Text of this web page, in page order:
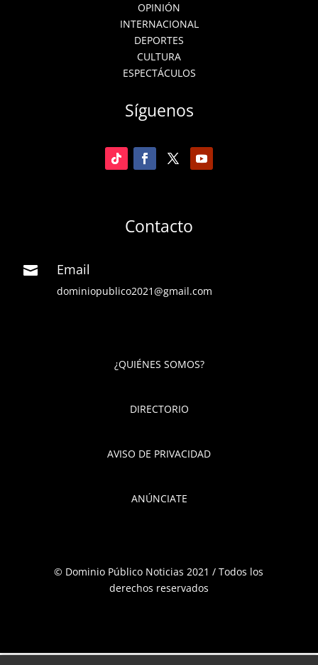
OPINIÓN
INTERNACIONAL
DEPORTES
CULTURA
ESPECTÁCULOS
Síguenos
Contacto
 Email
dominiopublico2021@gmail.com
¿QUIÉNES SOMOS?
DIRECTORIO
AVISO DE PRIVACIDAD
ANÚNCIATE
© Dominio Público Noticias 2021 / Todos los
derechos reservados